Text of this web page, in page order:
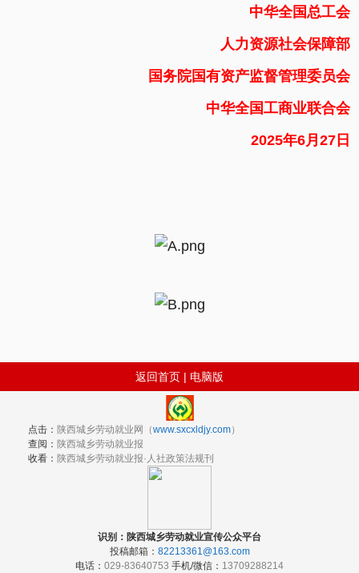
中华全国总工会
人力资源社会保障部
国务院国有资产监督管理委员会
中华全国工商业联合会
2025年6月27日
返回首页 | 电脑版
点击： 陕西城乡劳动就业网（www.sxcxldjy.com）
查阅： 陕西城乡劳动就业报
收看： 陕西城乡劳动就业报·人社政策法规刊
识别：陕西城乡劳动就业宣传公众平台
投稿邮箱： 82213361@163.com
电话： 029-83640753 手机/微信： 13709288214